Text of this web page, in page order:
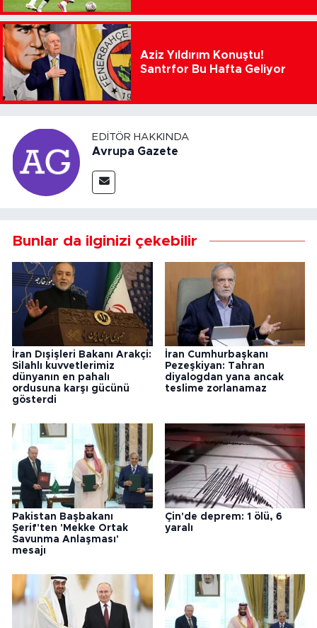
Aziz Yıldırım Konuştu!
Santrfor Bu Hafta Geliyor
EDITÖR HAKKINDA
Avrupa Gazete
Bunlar da ilginizi çekebilir
İran Dışişleri Bakanı Arakçi:
Silahlı kuvvetlerimiz
dünyanın en pahalı
ordusuna karşı gücünü
gösterdi
İran Cumhurbaşkanı
Pezeşkiyan: Tahran
diyalogdan yana ancak
teslime zorlanamaz
Pakistan Başbakanı
Şerif'ten 'Mekke Ortak
Savunma Anlaşması'
mesajı
Çin'de deprem: 1 ölü, 6
yaralı